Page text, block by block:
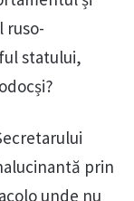
ruso-
statului,
prin
unde nu